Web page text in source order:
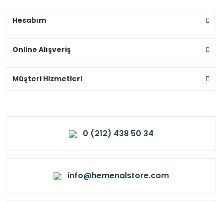
Hesabım
Online Alışveriş
Müşteri Hizmetleri
0 (212) 438 50 34
info@hemenalstore.com